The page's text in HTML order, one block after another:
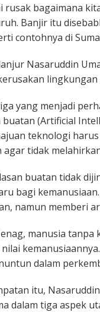
rusak bagaimana
Banjir itu
contohnya di
Nasaruddin
lingkungan
yang menjadi
buatan (Artificial
teknologi
agar tidak
buatan tidak
bagi
namun memberi
manusia tanpa
dalam
itu,
dalam tiga aspek